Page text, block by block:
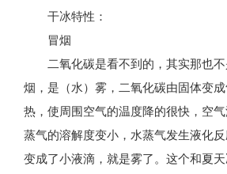
干冰特性：
冒烟
二氧化碳是看不到的，其实那也不
烟，是（水）雾，二氧化碳由固体变
热，使周围空气的温度降的很快，空
蒸气的溶解度变小，水蒸气发生液化
变成了小液滴，就是雾了。这个和夏